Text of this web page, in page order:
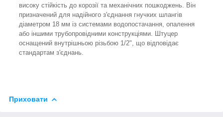
високу стійкість до корозії та механічних пошкоджень. Він
призначений для надійного з'єднання гнучких шлангів
діаметром 18 мм із системами водопостачання, опалення
або іншими трубопровідними конструкціями. Штуцер
оснащений внутрішньою різьбою 1/2", що відповідає
стандартам з'єднань.
Приховати